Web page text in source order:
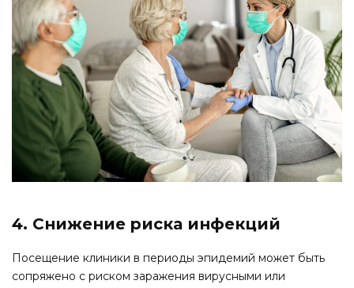
4. Снижение риска инфекций
Посещение клиники в периоды эпидемий может быть
сопряжено с риском заражения вирусными или